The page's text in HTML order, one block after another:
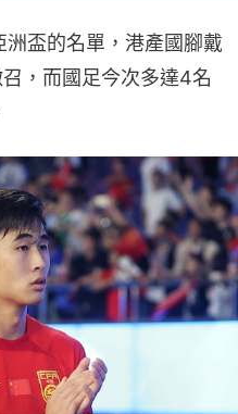
盃的名單，港產國腳戴
，而國足今次多達4名